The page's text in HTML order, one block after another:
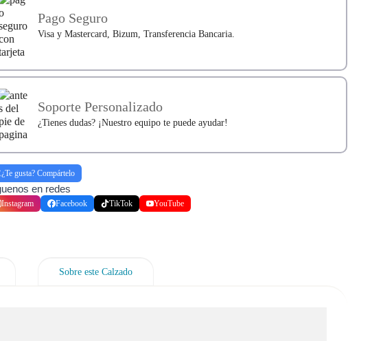
Pago Seguro
Visa y Mastercard, Bizum, Transferencia Bancaria.
Soporte Personalizado
¿Tienes dudas? ¡Nuestro equipo te puede ayudar!
¿Te gusta? Compártelo
en redes
Instagram Facebook TikTok YouTube
Sobre este Calzado